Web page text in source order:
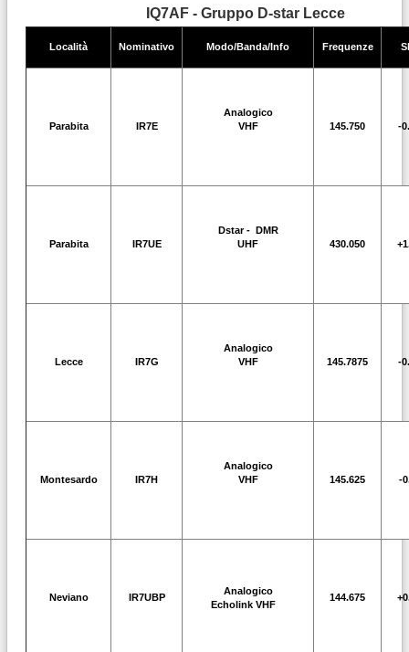
IQ7AF - Gruppo D-star Lecce
Località Nominativo Modo/Banda/Info Frequenze
Parabita IR7E
Analogico
VHF
145.750 -
Parabita IR7UE
Dstar - DMR
UHF
430.050
Lecce IR7G
Analogico
VHF
145.7875 -
Montesardo IR7H
Analogico
VHF
145.625 -
Neviano IR7UBP
Analogico
Echolink VHF
144.675